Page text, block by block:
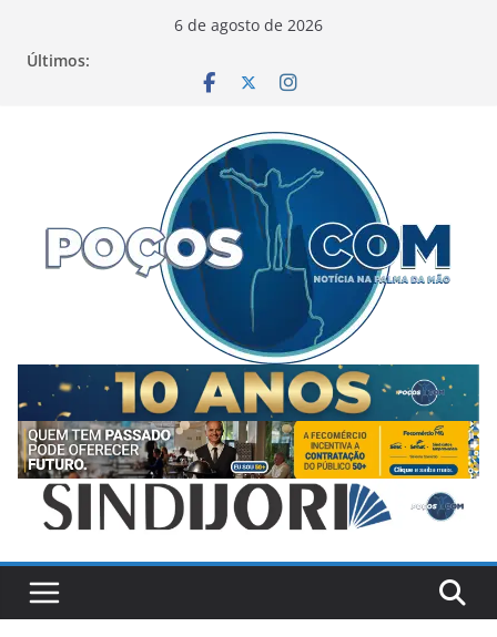
6 de agosto de 2026
Últimos: